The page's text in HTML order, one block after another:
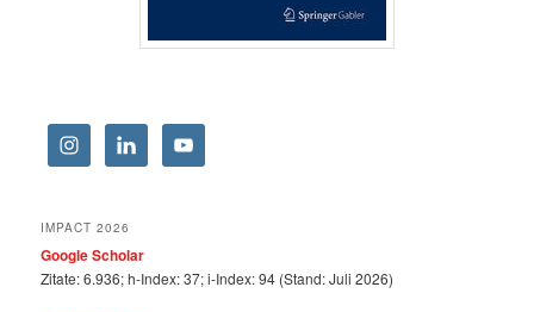
IMPACT 2026
Google Scholar
Zitate: 6.936; h-Index: 37; i-Index: 94 (Stand: Juli 2026)